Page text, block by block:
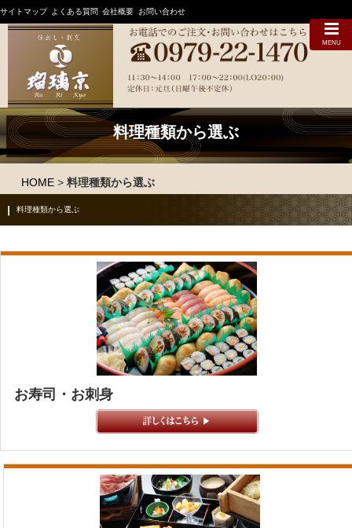
MENU
サイトマップ よくある質問 会社概要 お問い合わせ
料理種類から選ぶ
HOME >料理種類から選ぶ
料理種類から選ぶ
お寿司・お刺身